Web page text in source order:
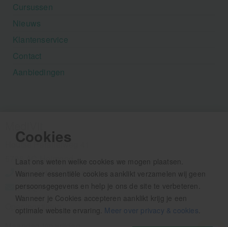
Cookies
Laat ons weten welke cookies we mogen plaatsen.
Wanneer essentiële cookies aanklikt verzamelen wij geen
persoonsgegevens en help je ons de site te verbeteren.
Wanneer je Cookies accepteren aanklikt krijg je een
optimale website ervaring. Meer over privacy & cookies
Cursussen
Nieuws
Klantenservice
Contact
Aanbiedingen
Houtse Parallelweg 41
5706 AC Helmond
+31 (0)492 - 792 482
info@medivit.nl
Openingstijden: